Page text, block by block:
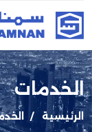
الخدمات
اﻟﺮﺋﻴﺴﻴﺔ